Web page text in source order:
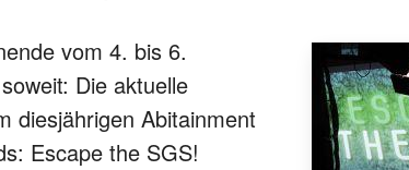
vom 4. bis 6.
Die aktuelle
diesjährigen Abitainment
Escape the SGS!